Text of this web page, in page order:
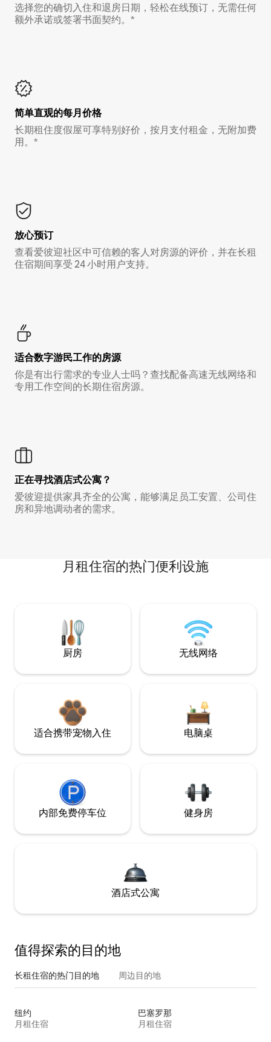
选择您的确切入住和退房日期，轻松在线预订，无需任何
额外承诺或签署书面契约。*
简单直观的每月价格
长期租住度假屋可享特别好价，按月支付租金，无附加费
用。*
放心预订
查看爱彼迎社区中可信赖的客人对房源的评价，并在长租
住宿期间享受 24 小时用户支持。
适合数字游民工作的房源
你是有出行需求的专业人士吗？查找配备高速无线网络和
专用工作空间的长期住宿房源。
正在寻找酒店式公寓？
爱彼迎提供家具齐全的公寓，能够满足员工安置、公司住
房和异地调动者的需求。
月租住宿的热门便利设施
厨房 无线网络
适合携带宠物入住 电脑桌
内部免费停车位 健身房
酒店式公寓
值得探索的目的地
长租住宿的热门目的地 周边目的地
纽约
月租住宿
巴塞罗那
月租住宿